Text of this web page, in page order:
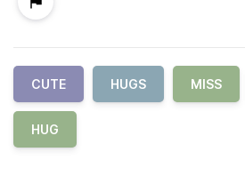
CUTE HUGS MISS
HUG